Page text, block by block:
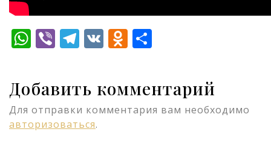
WhatsApp
ViberTelegram
VKOdnoklassniki
Добавить комментарий
Для отправки комментария вам необходимо
авторизоваться.